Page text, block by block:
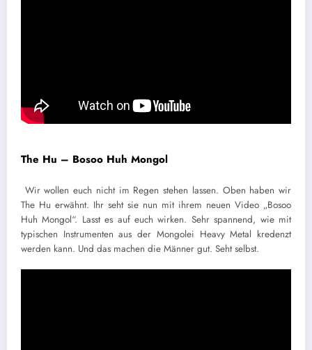
The Hu – Bosoo Huh Mongol
Wir wollen euch nicht im Regen stehen lassen. Oben haben wir
The Hu erwähnt. Ihr seht sie nun mit ihrem neuen Video „Bosoo
Huh Mongol“. Lasst es auf euch wirken. Sehr spannend, wie mit
typischen Instrumenten aus der Mongolei Heavy Metal kredenzt
werden kann. Und das machen die Männer gut. Seht selbst.